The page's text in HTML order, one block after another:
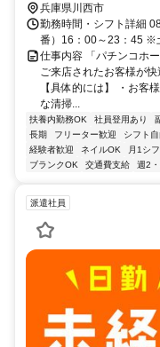
兵庫県川西市
勤務時間・シフト詳細
番）16：00～23：45 ※
仕事内容 「パチンコホ
ご来店されたお客様が
【具体的には】 ・お客
な清掃...
扶養内勤務OK 社員登用あり
長期
フリーター歓迎 シフト自
経験者歓迎
ネイルOK 月1シ
ブランクOK
交通費支給 週2
派遣社員